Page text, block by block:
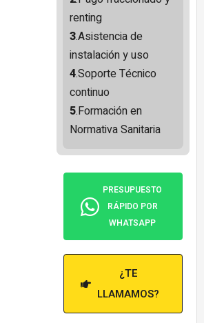
renting
3.Asistencia de
instalación y uso
4.Soporte Técnico
continuo
5.Formación en
Normativa Sanitaria
PRESUPUESTO
RÁPIDO POR
WHATSAPP
¿TE
LLAMAMOS?